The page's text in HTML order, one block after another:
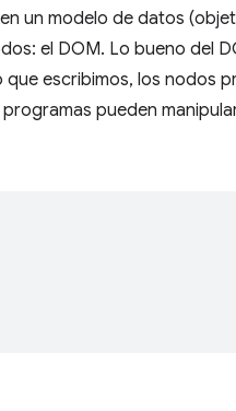
un modelo de datos
el DOM. Lo bueno del
escribimos, los nodos
pueden